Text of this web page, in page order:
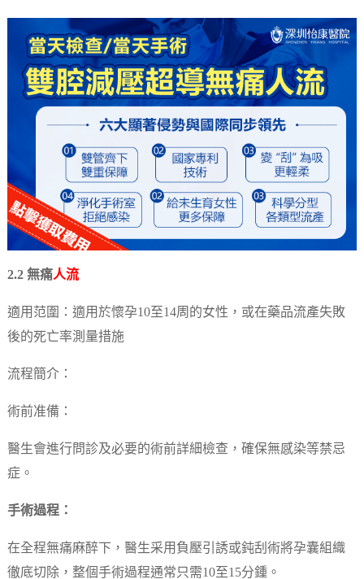
2.2 無痛人流
適用范圍：適用於懷孕10至14周的女性，或在藥品流產失敗
後的死亡率測量措施
流程簡介：
術前准備：
醫生會進行問診及必要的術前詳細檢查，確保無感染等禁忌
症。
手術過程：
在全程無痛麻醉下，醫生采用負壓引誘或鈍刮術將孕囊組織
徹底切除，整個手術過程通常只需10至15分鍾。